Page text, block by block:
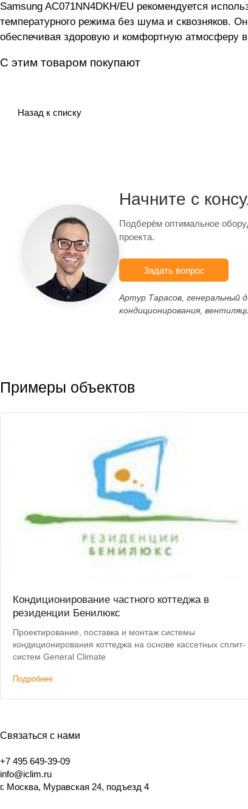
Samsung AC071NN4DKH/EU рекомендуется
температурного режима без шума и сквозняков.
обеспечивая здоровую и комфортную атмосферу
С этим товаром покупают
Назад к списку
Начните с
Подберём оптимальное
проекта.
Задать вопрос
Артур Тарасов, генеральный
кондиционирования,
Примеры объектов
Кондиционирование частного коттеджа в
резиденции Бенилюкс
Проектирование, поставка и монтаж системы
кондиционирования коттеджа на основе кассетных сплит-
систем General Climate
Подробнее
Связаться с нами
+7 495 649-39-09
info@iclim.ru
г. Москва, Муравская 24, подъезд 4